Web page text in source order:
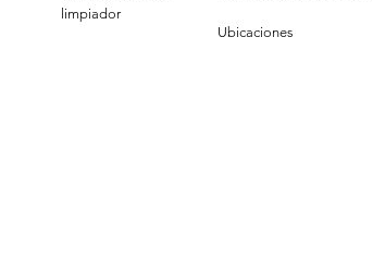
limpiador
Ubicaciones